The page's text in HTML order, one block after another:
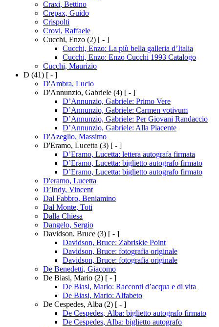
Craxi, Bettino
Crepax, Guido
Crispolti
Crovi, Raffaele
Cucchi, Enzo (2) [ - ]
Cucchi, Enzo: La più bella galleria d’Italia
Cucchi, Enzo: Enzo Cucchi 1993 Catalogo
Cucchi, Maurizio
D (41) [ - ]
D'Ambra, Lucio
D'Annunzio, Gabriele (4) [ - ]
D’Annunzio, Gabriele: Primo Vere
D’Annunzio, Gabriele: Carmen votivum
D’Annunzio, Gabriele: Per Giovani Randaccio
D’Annunzio, Gabriele: Alla Piacente
D'Azeglio, Massimo
D'Eramo, Lucetta (3) [ - ]
D’Eramo, Lucetta: lettera autografa firmata
D’Eramo, Lucetta: biglietto autografo firmato
D’Eramo, Lucetta: biglietto autografo firmato
D'eramo, Lucetta
D’Indy, Vincent
Dal Fabbro, Beniamino
Dal Monte, Toti
Dalla Chiesa
Dangelo, Sergio
Davidson, Bruce (3) [ - ]
Davidson, Bruce: Zabriskie Point
Davidson, Bruce: fotografia originale
Davidson, Bruce: fotografia originale
De Benedetti, Giacomo
De Biasi, Mario (2) [ - ]
De Biasi, Mario: Racconti d’acqua e di vita
De Biasi, Mario: Alfabeto
De Cespedes, Alba (2) [ - ]
De Cespedes, Alba: biglietto autografo firmato
De Cespedes, Alba: biglietto autografo